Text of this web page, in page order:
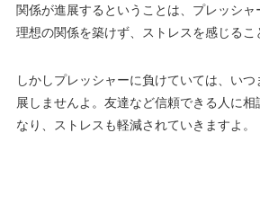
関係が進展するということは、プレッシャ
理想の関係を築けず、ストレスを感じるこ
しかしプレッシャーに負けていては、い
展しませんよ。友達など信頼できる人に相
なり、ストレスも軽減されていきますよ。